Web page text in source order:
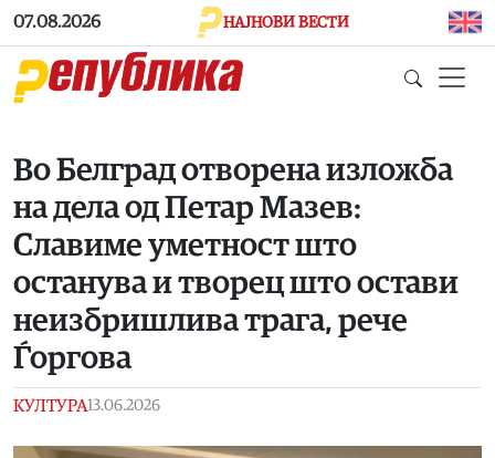
Skip to main content
07.08.2026 НАЈНОВИ ВЕСТИ
Во Белград отворена изложба
на дела од Петар Мазев:
Славиме уметност што
останува и творец што остави
неизбришлива трага, рече
Ѓоргова
КУЛТУРА13.06.2026